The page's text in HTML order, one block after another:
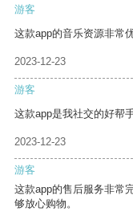
游客
这款app的音乐资源非常
2023-12-23
游客
这款app是我社交的好帮
2023-12-23
游客
这款app的售后服务非常
够放心购物。